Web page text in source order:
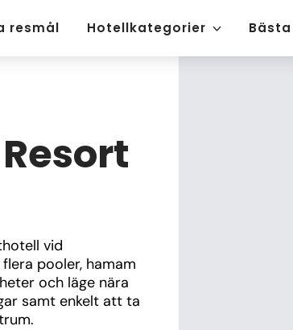
resmål Hotellkategorier
vid
pooler, hamam
och läge nära
samt enkelt att ta